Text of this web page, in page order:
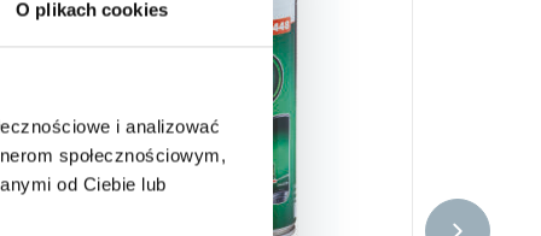
O plikach cookies
i analizować
społecznościowym,
od Ciebie lub